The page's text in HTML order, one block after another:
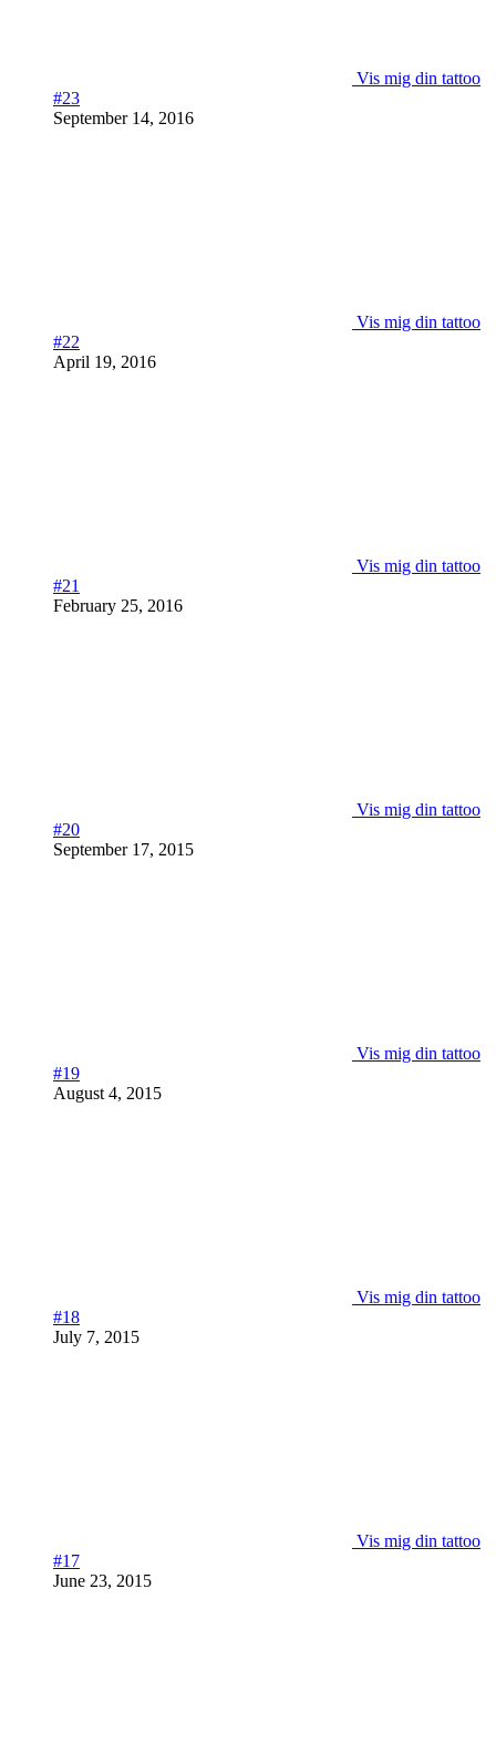
Vis mig din tattoo
#23
September 14, 2016
Vis mig din tattoo
#22
April 19, 2016
Vis mig din tattoo
#21
February 25, 2016
Vis mig din tattoo
#20
September 17, 2015
Vis mig din tattoo
#19
August 4, 2015
Vis mig din tattoo
#18
July 7, 2015
Vis mig din tattoo
#17
June 23, 2015